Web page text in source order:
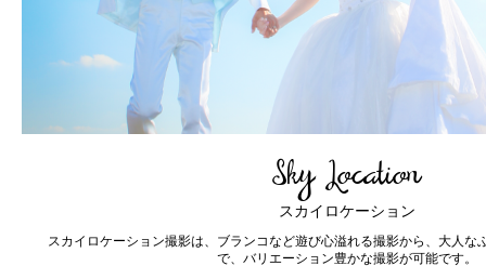
Sky Location
スカイロケーション
スカイロケーション撮影は、ブランコなど遊び心溢れる撮影から、大人な
で、バリエーション豊かな撮影が可能です。